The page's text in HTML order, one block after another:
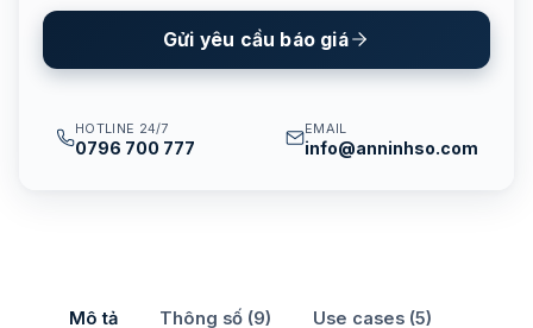
Gửi yêu cầu báo giá
HOTLINE 24/7
0796 700 777
EMAIL
info@anninhso.com
Mô tả Thông số (9) Use cases (5)